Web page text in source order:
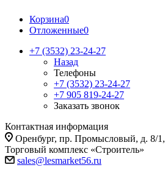
Корзина0
Отложенные0
+7 (3532) 23-24-27
Назад
Телефоны
+7 (3532) 23-24-27
+7 905 819-24-27
Заказать звонок
Контактная информация
Оренбург, пр. Промысловый, д. 8/1,
Торговый комплекс «Строитель»
sales@lesmarket56.ru